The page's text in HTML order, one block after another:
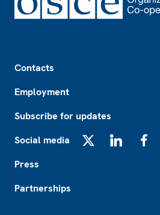
Contacts
Employment
Subscribe for updates
Social media
Press
Partnerships